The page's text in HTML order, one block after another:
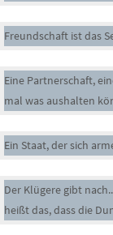
Freundschaft ist das
Eine Partnerschaft,
mal was aushalten
Ein Staat, der sich
Der Klügere gibt
heißt das, dass die